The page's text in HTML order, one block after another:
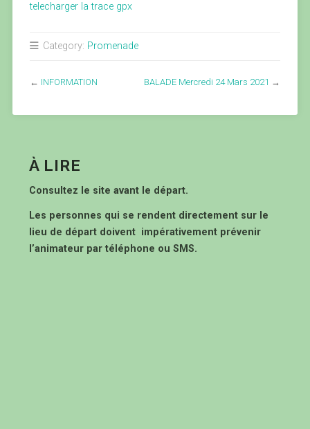
telecharger la trace gpx
Category: Promenade
← INFORMATION BALADE Mercredi 24 Mars 2021 →
À LIRE
Consultez le site avant le départ.
Les personnes qui se rendent directement sur le
lieu de départ doivent impérativement prévenir
l’animateur par téléphone ou SMS.